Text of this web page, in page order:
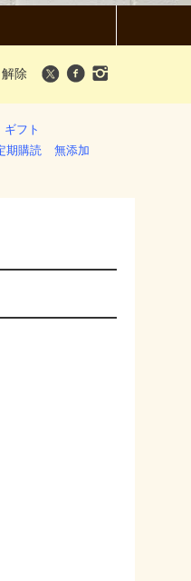
除
ギフト
期購読
無添加